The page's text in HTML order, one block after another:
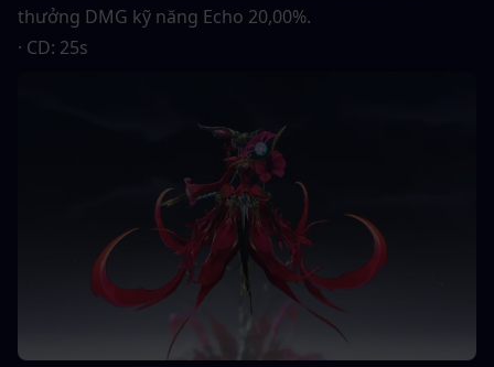
thưởng DMG kỹ năng Echo 20,00%.
· CD: 25s